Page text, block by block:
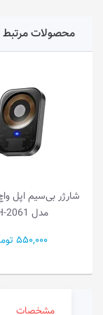
محصولات مرتبط
شارژر بی‌سیم اپل
مدل CH-2061
550,000 تومان
مشخصات